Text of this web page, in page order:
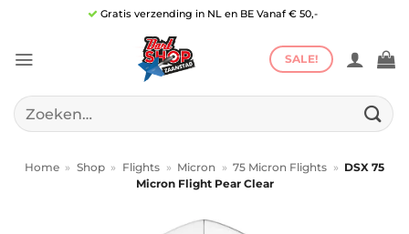
inhoud
Gratis verzending in NL en BE Vanaf € 50,-
SALE!
Zoeken
naar:
Home » Shop » Flights » Micron » 75 Micron Flights » DSX 75
Micron Flight Pear Clear